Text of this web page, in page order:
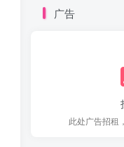
广告
此处广告招租